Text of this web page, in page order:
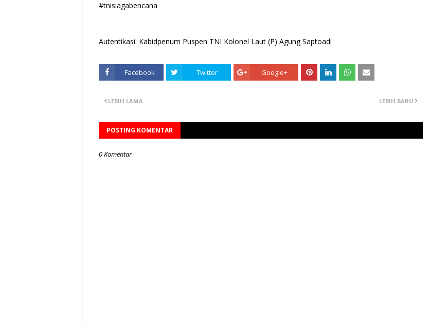
#tnisiagabencana
Autentikasi: Kabidpenum Puspen TNI Kolonel Laut (P) Agung Saptoadi
Facebook Twitter Google+
LEBIH BARU
LEBIH LAMA
POSTING KOMENTAR
0 Komentar